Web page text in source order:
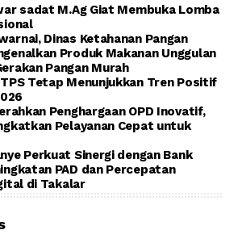
sadat M.Ag Giat Membuka Lomba
Dinas Ketahanan Pangan
Produk Makanan Unggulan
Pangan Murah
Tetap Menunjukkan Tren Positif
Penghargaan OPD Inovatif,
Pelayanan Cepat untuk
Perkuat Sinergi dengan Bank
PAD dan Percepatan
di Takalar